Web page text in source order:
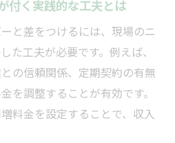
付く実践的な工夫とは
と差をつけるには、現場のニ
た工夫が必要です。例えば、
の信頼関係、定期契約の有無
を調整することが有効です。
料金を設定することで、収入